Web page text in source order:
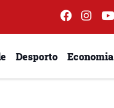
Desporto Economia